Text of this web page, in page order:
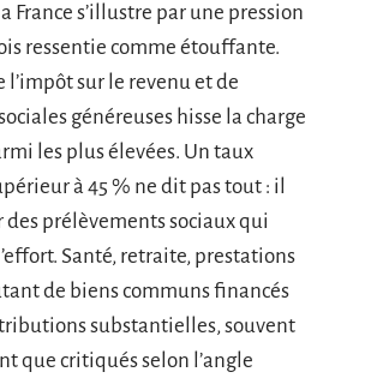
France s’illustre par une pression
ressentie comme étouffante.
l’impôt sur le revenu et de
généreuses hisse la charge
les plus élevées. Un taux
à 45 % ne dit pas tout : il
prélèvements sociaux qui
Santé, retraite, prestations
de biens communs financés
substantielles, souvent
que critiqués selon l’angle